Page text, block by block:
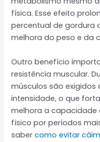
física. Esse efeito
percentual de gordura
melhora do peso e da
Outro benefício
resistência muscular.
músculos são
intensidade, o que
melhora a
físico por períodos
sabercomo evitar